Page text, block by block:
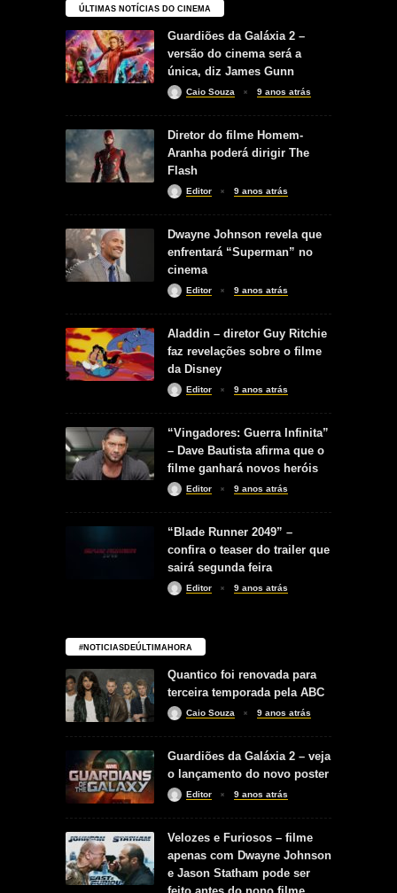
ÚLTIMAS NOTÍCIAS DO CINEMA
Guardiões da Galáxia 2 –
versão do cinema será a
única, diz James Gunn
Caio Souza 9 anos atrás
Diretor do filme Homem-
Aranha poderá dirigir The
Flash
Editor 9 anos atrás
Dwayne Johnson revela que
enfrentará “Superman” no
cinema
Editor 9 anos atrás
Aladdin – diretor Guy Ritchie
faz revelações sobre o filme
da Disney
Editor 9 anos atrás
“Vingadores: Guerra Infinita”
– Dave Bautista afirma que o
filme ganhará novos heróis
Editor 9 anos atrás
“Blade Runner 2049” –
confira o teaser do trailer que
sairá segunda feira
Editor 9 anos atrás
#NOTICIASDEÚLTIMAHORA
Quantico foi renovada para
terceira temporada pela ABC
Caio Souza 9 anos atrás
Guardiões da Galáxia 2 – veja
o lançamento do novo poster
Editor 9 anos atrás
Velozes e Furiosos – filme
apenas com Dwayne Johnson
e Jason Statham pode ser